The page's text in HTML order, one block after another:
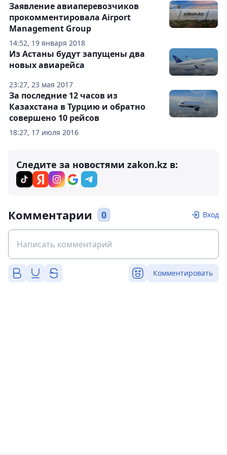
14:52, 19 января 2018
Заявление авиаперевозчиков
прокомментировала Airport
Management Group
23:27, 23 мая 2017
Из Астаны будут запущены два
новых авиарейса
18:27, 17 июля 2016
За последние 12 часов из
Казахстана в Турцию и обратно
совершено 10 рейсов
Следите за новостями zakon.kz в:
Комментарии 0 Вход
Комментировать